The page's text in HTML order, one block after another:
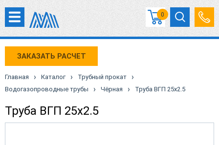
0
ЗАКАЗАТЬ РАСЧЕТ
Главная › Каталог › Трубный прокат ›
Водогазопроводные трубы › Чёрная › Труба ВГП 25х2.5
Труба ВГП 25х2.5